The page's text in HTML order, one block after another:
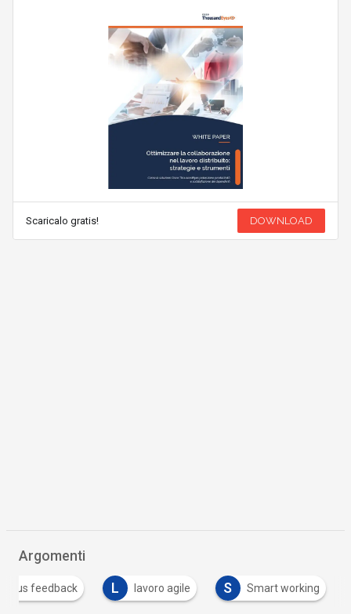
Scaricalo gratis! DOWNLOAD
Argomenti
feedback L lavoro agile S Smart working